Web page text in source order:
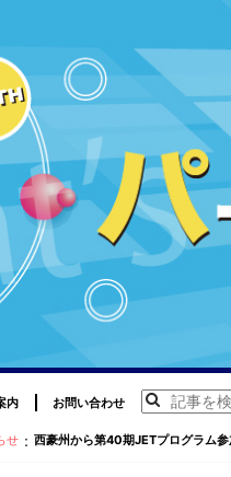
内 お問い合わせ
せ ： 西豪州から第40期JETプログラム参